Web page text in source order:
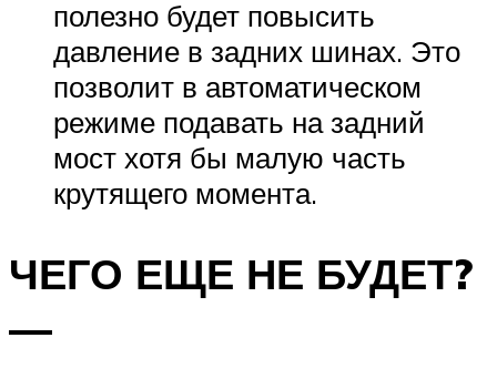
полезно будет повысить
давление в задних шинах. Это
позволит в автоматическом
режиме подавать на задний
мост хотя бы малую часть
крутящего момента.
ЧЕГО ЕЩЕ НЕ БУДЕТ?
—